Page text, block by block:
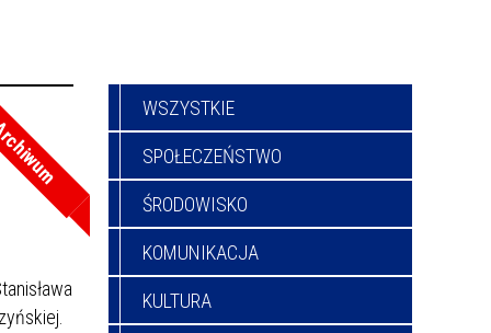
WSZYSTKIE
SPOŁECZEŃSTWO
ŚRODOWISKO
KOMUNIKACJA
KULTURA